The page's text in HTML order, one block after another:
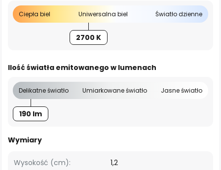
Ciepła biel Uniwersalna biel Światło dzienne
2700 K
Ilość światła emitowanego w lumenach
Delikatne światło Umiarkowane światło Jasne światło
190 lm
Wymiary
Wysokość (cm):
1,2